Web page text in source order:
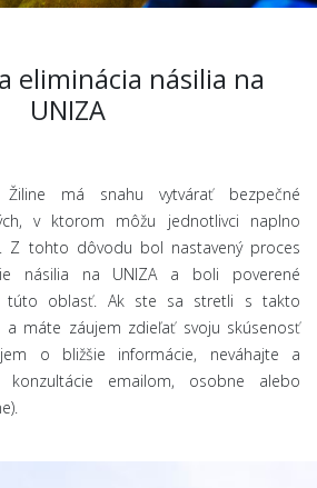
eliminácia násilia na
UNIZA
má snahu vytvárať bezpečné
v ktorom môžu jednotlivci naplno
Z tohto dôvodu bol nastavený proces
násilia na UNIZA a boli poverené
túto oblasť. Ak ste sa stretli s takto
a máte záujem zdieľať svoju skúsenosť
o bližšie informácie, neváhajte a
emailom, osobne alebo